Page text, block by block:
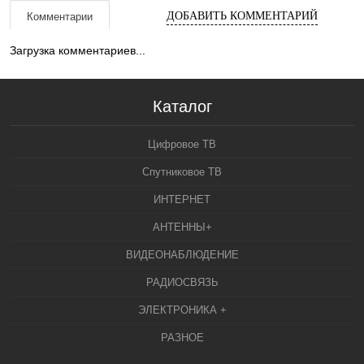
Комментарии ДОБАВИТЬ КОММЕНТАРИЙ
Загрузка комментариев...
Каталог
Цифровое ТВ
Спутниковое ТВ
ИНТЕРНЕТ
АНТЕННЫ+
ВИДЕОНАБЛЮДЕНИЕ
РАДИОСВЯЗЬ
ЭЛЕКТРОНИКА +
РАЗНОЕ